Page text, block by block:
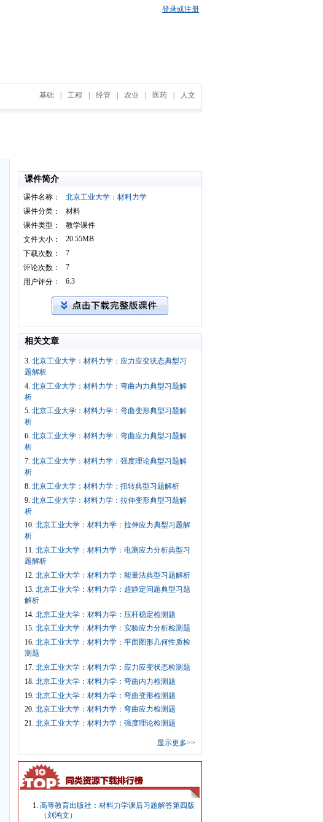
登录或注册
基础 工程 经管 农业 医药 人文
课件简介
课件名称：
北京工业大学：材料力学
课件分类：
材料
课件类型：
教学课件
文件大小：
20.55MB
下载次数：
7
评论次数：
7
用户评分：
6.3
相关文章
3. 北京工业大学：材料力学：应力应变状态典型习
题解析
4. 北京工业大学：材料力学：弯曲内力典型习题解
析
5. 北京工业大学：材料力学：弯曲变形典型习题解
析
6. 北京工业大学：材料力学：弯曲应力典型习题解
析
7. 北京工业大学：材料力学：强度理论典型习题解
析
8. 北京工业大学：材料力学：扭转典型习题解析
9. 北京工业大学：材料力学：拉伸变形典型习题解
析
10. 北京工业大学：材料力学：拉伸应力典型习题解
析
11. 北京工业大学：材料力学：电测应力分析典型习
题解析
12. 北京工业大学：材料力学：能量法典型习题解析
13. 北京工业大学：材料力学：超静定问题典型习题
解析
14. 北京工业大学：材料力学：压杆稳定检测题
15. 北京工业大学：材料力学：实验应力分析检测题
16. 北京工业大学：材料力学：平面图形几何性质检
测题
17. 北京工业大学：材料力学：应力应变状态检测题
18. 北京工业大学：材料力学：弯曲内力检测题
19. 北京工业大学：材料力学：弯曲变形检测题
20. 北京工业大学：材料力学：弯曲应力检测题
21. 北京工业大学：材料力学：强度理论检测题
显示更多>>
高等教育出版社：材料力学课后习题解答第四版
（刘鸿文）